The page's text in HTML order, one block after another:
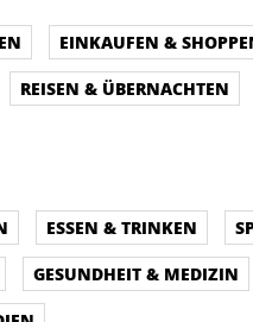
EINKAUFEN &
REISEN & ÜBERNACHTEN
ESSEN & TRINKEN
GESUNDHEIT & MEDIZIN